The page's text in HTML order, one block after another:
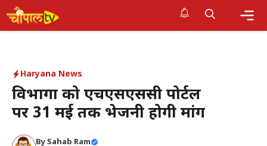
Skip
to
Haryana News
विभागों को एचएसएससी पोर्टल
पर 31 मई तक भेजनी होगी मांग
By Sahab Ram